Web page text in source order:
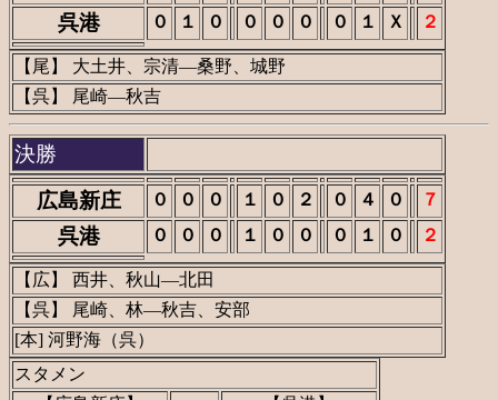
呉港 ０ １ ０ ０ ０ ０ ０ １ Ｘ ２
【尾】 大土井、宗清―桑野、城野
【呉】 尾崎―秋吉
決勝
広島新庄
０ ０ ０ １ ０ ２ ０ ４ ０ ７
呉港 ０ ０ ０ １ ０ ０ ０ １ ０ ２
【広】 西井、秋山―北田
【呉】 尾崎、林―秋吉、安部
[本] 河野海（呉）
スタメン